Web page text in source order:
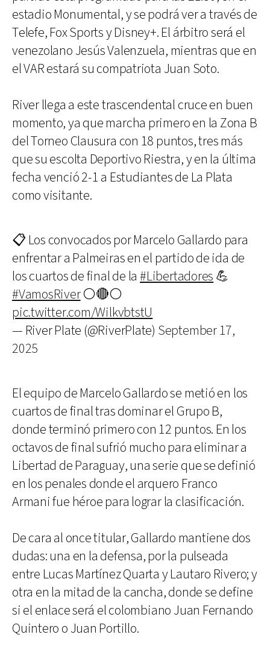
estadio Monumental, y se podrá ver a través de
Telefe, Fox Sports y Disney+. El árbitro será el
venezolano Jesús Valenzuela, mientras que en
el VAR estará su compatriota Juan Soto.
River llega a este trascendental cruce en buen
momento, ya que marcha primero en la Zona B
del Torneo Clausura con 18 puntos, tres más
que su escolta Deportivo Riestra, y en la última
fecha venció 2-1 a Estudiantes de La Plata
como visitante.
📋 Los convocados por Marcelo Gallardo para
enfrentar a Palmeiras en el partido de ida de
los cuartos de final de la#Libertadores 💪
#VamosRiver⚪️🔴⚪️
pic.twitter.com/WilkvbtstU
— River Plate (@RiverPlate) September 17,
2025
El equipo de Marcelo Gallardo se metió en los
cuartos de final tras dominar el Grupo B,
donde terminó primero con 12 puntos. En los
octavos de final sufrió mucho para eliminar a
Libertad de Paraguay, una serie que se definió
en los penales donde el arquero Franco
Armani fue héroe para lograr la clasificación.
De cara al once titular, Gallardo mantiene dos
dudas: una en la defensa, por la pulseada
entre Lucas Martínez Quarta y Lautaro Rivero; y
otra en la mitad de la cancha, donde se define
si el enlace será el colombiano Juan Fernando
Quintero o Juan Portillo.